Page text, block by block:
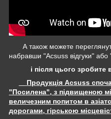
А також можете переглянути
набравши "Acsuss відгуки" або
і після цього зробите
Продукція Acsuss
"Посилена", з підвищеною
величезним попитом в
дорогами, гірською